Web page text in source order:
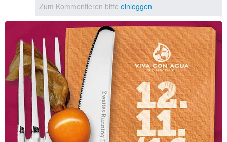
Zum Kommentieren bitte einloggen